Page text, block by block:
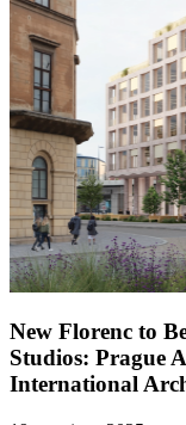
New Florenc to
Studios: Prague
International